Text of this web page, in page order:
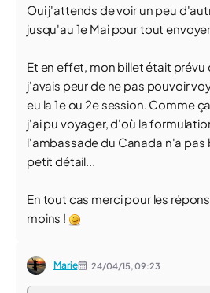
Oui j'attends de voir un peu
jusqu'au 1e Mai pour tout
Et en effet, mon billet était prévu
j'avais peur de ne pas pouvoir
eu la 1e ou 2e session. Comme
j'ai pu voyager, d'où la
l'ambassade du Canada n'a pas
petit détail...
En tout cas merci pour les
moins !
Marie 24/04/15,09:23